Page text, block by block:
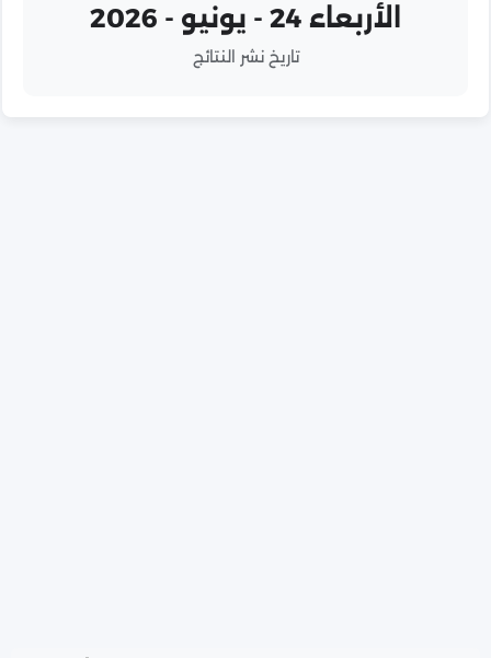
الأربعاء 24 - يونيو - 2026
تاريخ نشر النتائج